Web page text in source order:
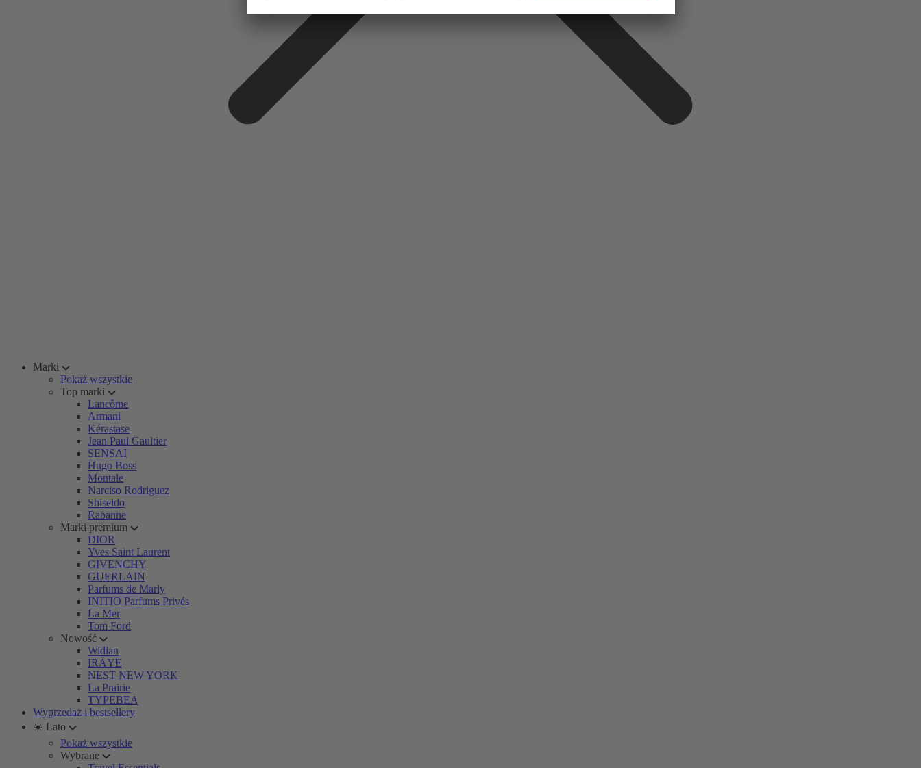
Marki
Pokaż wszystkie
Top marki
Lancôme
Armani
Kérastase
Jean Paul Gaultier
SENSAI
Hugo Boss
Montale
Narciso Rodriguez
Shiseido
Rabanne
Marki premium
DIOR
Yves Saint Laurent
GIVENCHY
GUERLAIN
Parfums de Marly
INITIO Parfums Privés
La Mer
Tom Ford
Nowość
Widian
IRÄYE
NEST NEW YORK
La Prairie
TYPEBEA
Wyprzedaż i bestsellery
☀️ Lato
Pokaż wszystkie
Wybrane